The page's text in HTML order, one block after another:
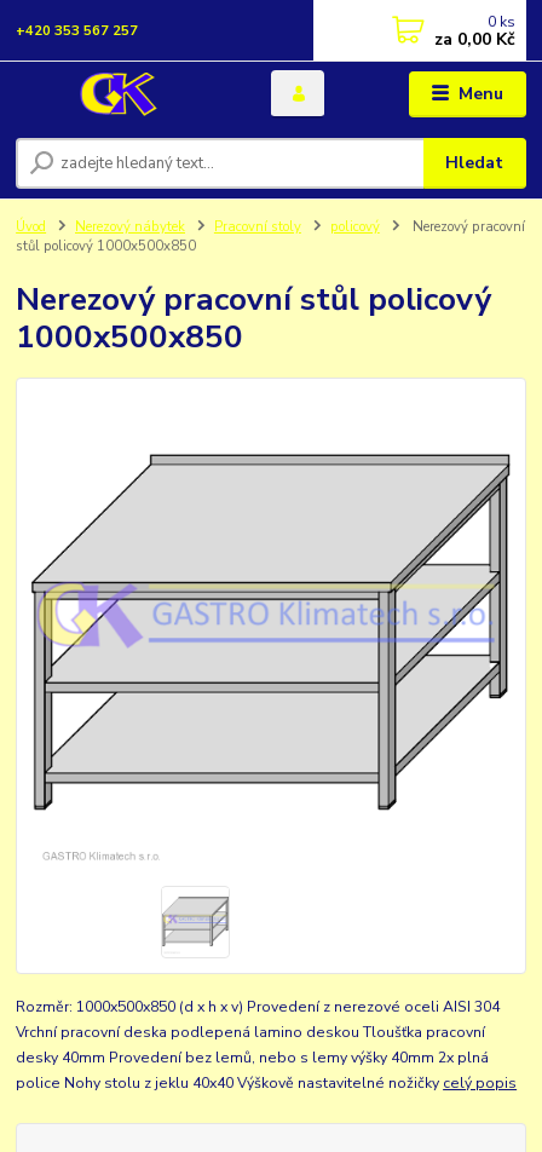
Menu
Hledat
+420 353 567 257 0 ks
za 0,00 Kč
Úvod Nerezový nábytek Pracovní stoly policový
Nerezový pracovní
stůl policový 1000x500x850
Nerezový pracovní stůl policový
1000x500x850
Rozměr: 1000x500x850 (d x h x v) Provedení z nerezové oceli AISI 304
Vrchní pracovní deska podlepená lamino deskou Tloušťka pracovní
desky 40mm Provedení bez lemů, nebo s lemy výšky 40mm 2x plná
police Nohy stolu z jeklu 40x40 Výškově nastavitelné nožičky celý popis